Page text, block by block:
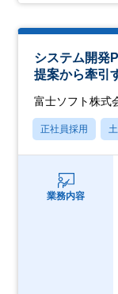
システム開発
提案から牽引
富士ソフト株式
正社員採用
業務内容